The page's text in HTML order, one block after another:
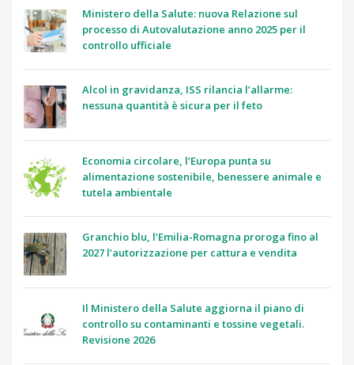
Ministero della Salute: nuova Relazione sul
processo di Autovalutazione anno 2025 per il
controllo ufficiale
Alcol in gravidanza, ISS rilancia l’allarme:
nessuna quantità è sicura per il feto
Economia circolare, l’Europa punta su
alimentazione sostenibile, benessere animale e
tutela ambientale
Granchio blu, l’Emilia-Romagna proroga fino al
2027 l’autorizzazione per cattura e vendita
Il Ministero della Salute aggiorna il piano di
controllo su contaminanti e tossine vegetali.
Revisione 2026